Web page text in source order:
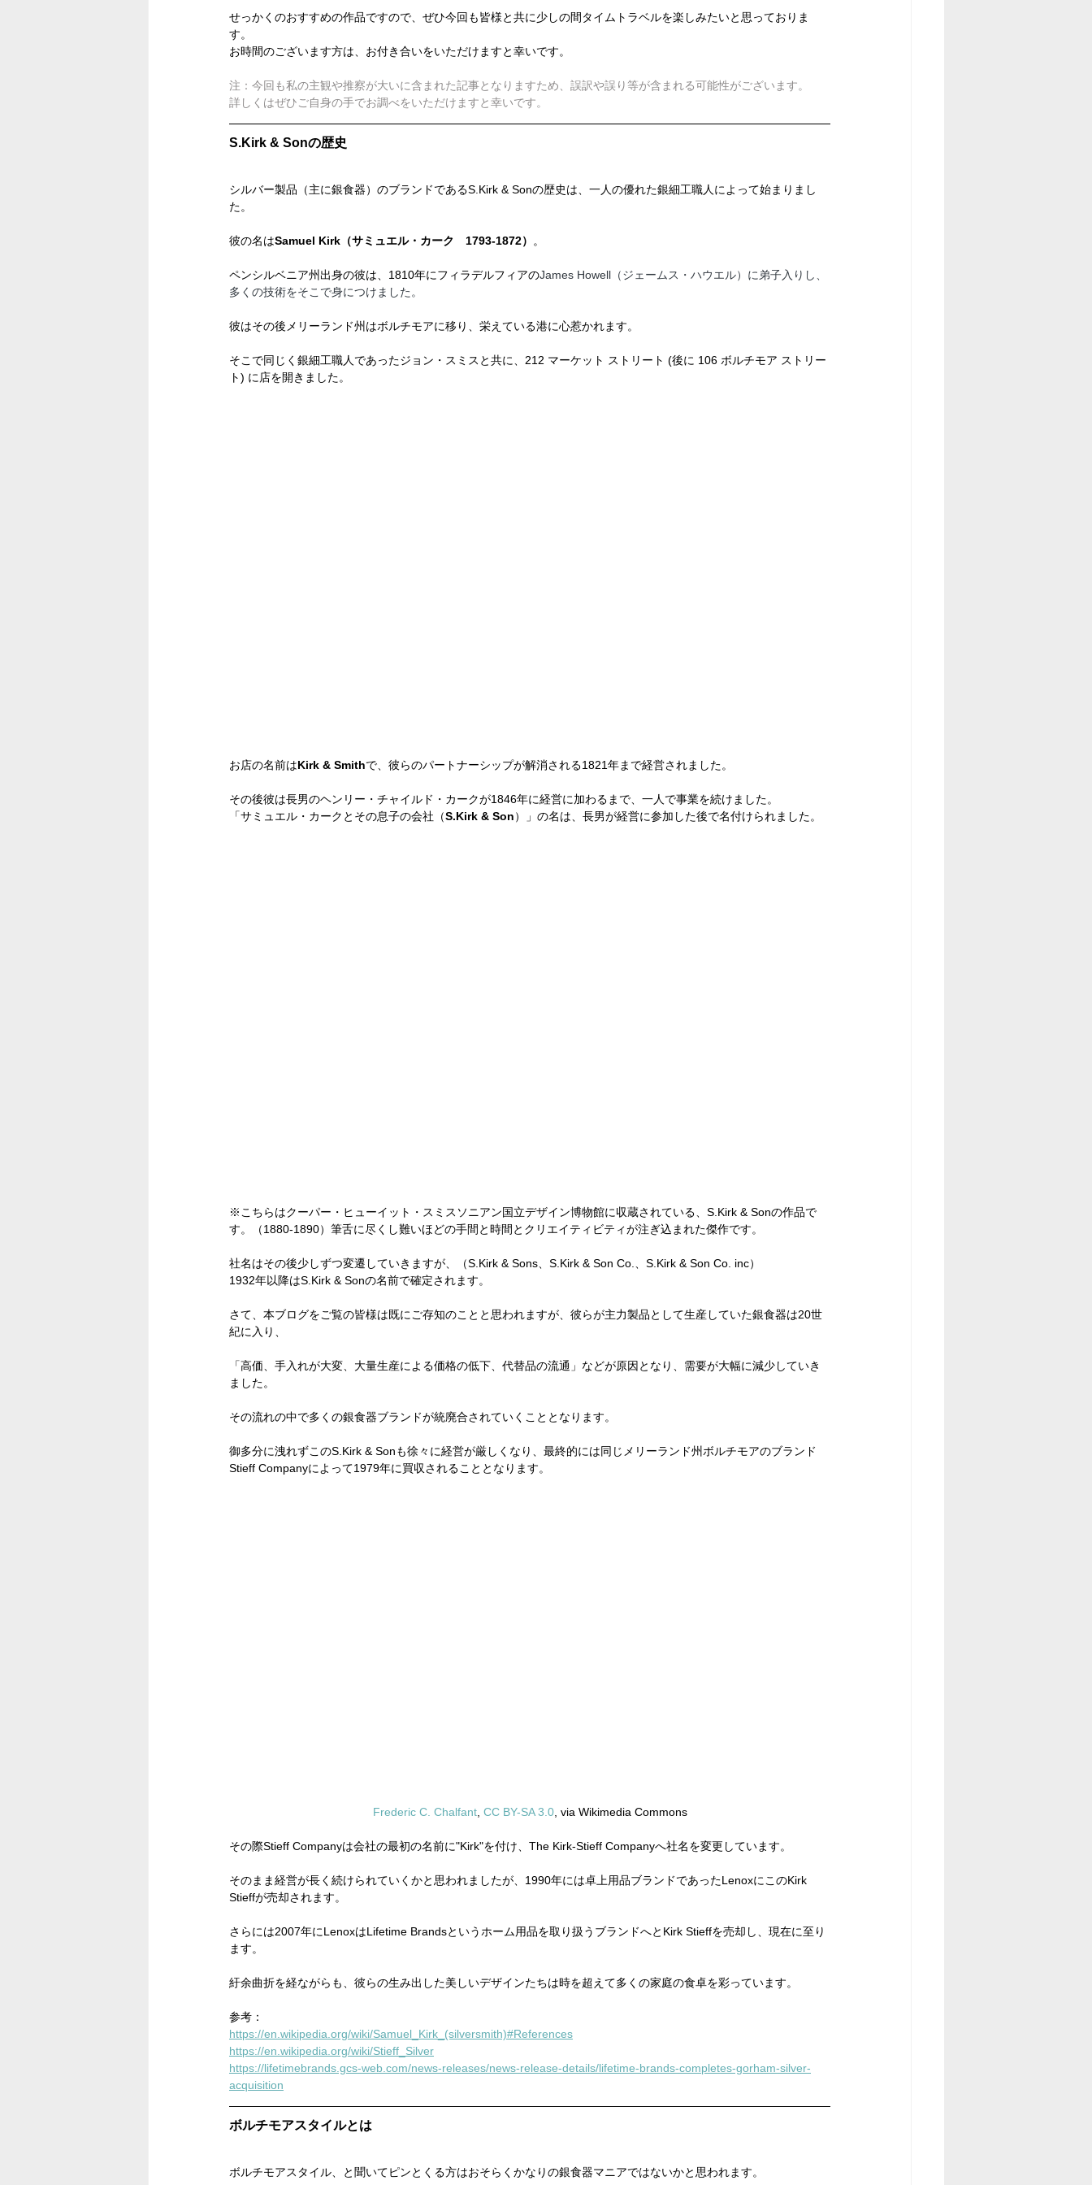
せっかくのおすすめの作品ですので、ぜひ今回も皆様と共に少しの間タイムトラベルを楽しみたいと思っておりま
す。
お時間のございます方は、お付き合いをいただけますと幸いです。
注：今回も私の主観や推察が大いに含まれた記事となりますため、誤訳や誤り等が含まれる可能性がございます。
詳しくはぜひご自身の手でお調べをいただけますと幸いです。
S.Kirk & Sonの歴史
シルバー製品（主に銀食器）のブランドであるS.Kirk & Sonの歴史は、一人の優れた銀細工職人によって始まりまし
た。
彼の名はSamuel Kirk（サミュエル・カーク　1793-1872） 。
ペンシルベニア州出身の彼は、1810年にフィラデルフィアのJames Howell（ジェームス・ハウエル）に弟子入りし、
多くの技術をそこで身につけました。
彼はその後メリーランド州はボルチモアに移り、栄えている港に心惹かれます。
そこで同じく銀細工職人であったジョン・スミスと共に、212 マーケット ストリート (後に 106 ボルチモア ストリー
ト) に店を開きました。
お店の名前はKirk & Smithで、彼らのパートナーシップが解消される1821年まで経営されました。
その後彼は長男のヘンリー・チャイルド・カークが1846年に経営に加わるまで、一人で事業を続けました。
「サミュエル・カークとその息子の会社（S.Kirk & Son）」の名は、長男が経営に参加した後で名付けられました。
※こちらはクーパー・ヒューイット・スミスソニアン国立デザイン博物館に収蔵されている、 S.Kirk & Sonの作品で
す。（1880-1890）筆舌に尽くし難いほどの手間と時間とクリエイティビティが注ぎ込まれた傑作です。
社名はその後少しずつ変遷していきますが、（S.Kirk & Sons、S.Kirk & Son Co.、S.Kirk & Son Co. inc）
1932年以降はS.Kirk & Sonの名前で確定されます。
さて、本ブログをご覧の皆様は既にご存知のことと思われますが、彼らが主力製品として生産していた銀食器は20世
紀に入り、
「高価、手入れが大変、大量生産による価格の低下、代替品の流通」などが原因となり、需要が大幅に減少していき
ました。
その流れの中で多くの銀食器ブランドが統廃合されていくこととなります。
御多分に洩れずこのS.Kirk & Sonも徐々に経営が厳しくなり、最終的には同じメリーランド州ボルチモアのブランド
Stieff Companyによって1979年に買収されることとなります。
Frederic C. Chalfant, CC BY-SA 3.0, via Wikimedia Commons
その際Stieff Companyは会社の最初の名前に"Kirk"を付け、The Kirk-Stieff Companyへ社名を変更しています。
そのまま経営が長く続けられていくかと思われましたが、1990年には卓上用品ブランドであったLenoxにこのKirk
Stieffが売却されます。
さらには2007年にLenoxはLifetime Brandsというホーム用品を取り扱うブランドへとKirk Stieffを売却し、現在に至り
ます。
紆余曲折を経ながらも、彼らの生み出した美しいデザインたちは時を超えて多くの家庭の食卓を彩っています。
参考：
https://en.wikipedia.org/wiki/Samuel_Kirk_(silversmith)#References
https://en.wikipedia.org/wiki/Stieff_Silver
https://lifetimebrands.gcs-web.com/news-releases/news-release-details/lifetime-brands-completes-gorham-silver-
acquisition
ボルチモアスタイルとは
ボルチモアスタイル、と聞いてピンとくる方はおそらくかなりの銀食器マニアではないかと思われます。